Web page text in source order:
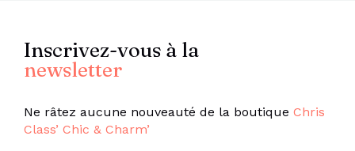
Inscrivez-vous à la
newsletter
Ne râtez aucune nouveauté de la boutique Chris
Class’ Chic & Charm’